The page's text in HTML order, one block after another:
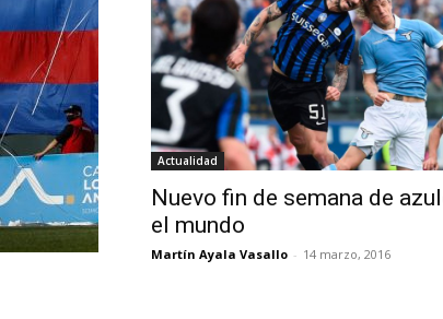
Actualidad
Nuevo fin de semana de
el mundo
Martín Ayala Vasallo - 14 marzo, 2016